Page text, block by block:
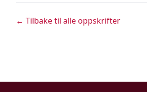
← Tilbake til alle oppskrifter